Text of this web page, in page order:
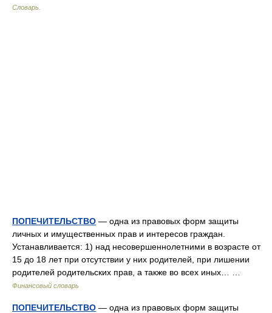
Словарь.
ПОПЕЧИТЕЛЬСТВО — одна из правовых форм защиты
личных и имущественных прав и интересов граждан.
Устанавливается: 1) над несовершеннолетними в возрасте от
15 до 18 лет при отсутствии у них родителей, при лишении
родителей родительских прав, а также во всех иных… …
Финансовый словарь
ПОПЕЧИТЕЛЬСТВО — одна из правовых форм защиты